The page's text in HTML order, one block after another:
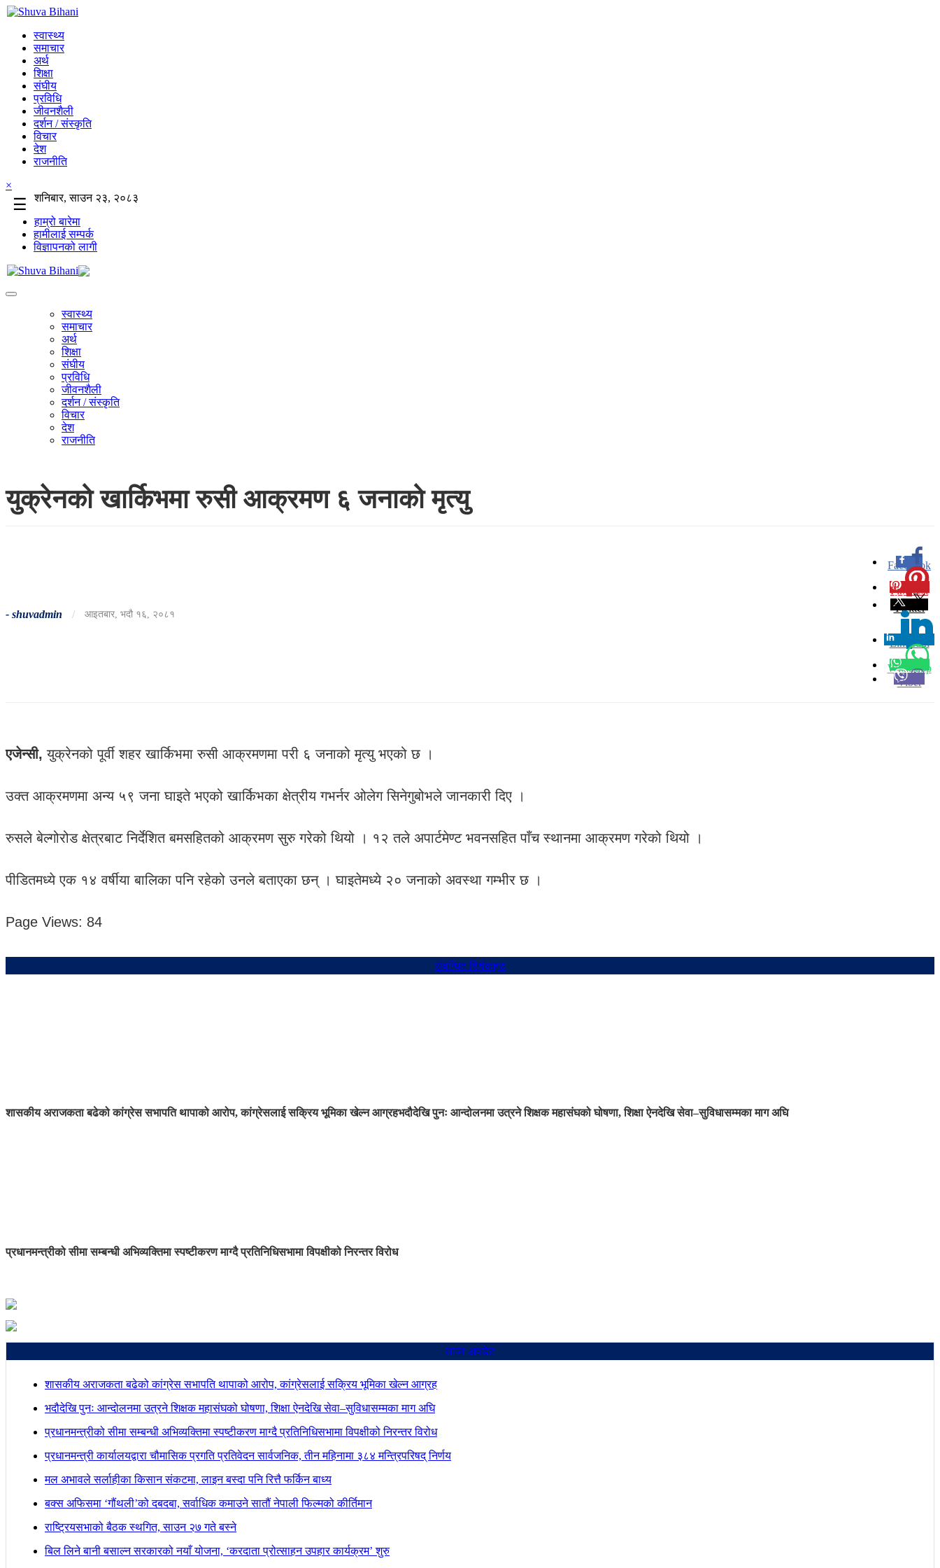
स्वास्थ्य
समाचार
अर्थ
शिक्षा
संघीय
प्रविधि
जीवनशैली
दर्शन / संस्कृति
विचार
देश
राजनीति
×
☰
शनिबार, साउन २३, २०८३
हाम्रो बारेमा
हामीलाई सम्पर्क
विज्ञापनको लागी
स्वास्थ्य
समाचार
अर्थ
शिक्षा
संघीय
प्रविधि
जीवनशैली
दर्शन / संस्कृति
विचार
देश
राजनीति
युक्रेनको खार्किभमा रुसी आक्रमण ६ जनाको मृत्यु
- shuvadmin / आइतबार, भदौ १६, २०८१
Facebook
0
Pinterest
Twitter
Linkedin
0
Whatsapp
Viber
एजेन्सी, युक्रेनको पूर्वी शहर खार्किभमा रुसी आक्रमणमा परी ६ जनाको मृत्यु भएको छ ।
उक्त आक्रमणमा अन्य ५९ जना घाइते भएको खार्किभका क्षेत्रीय गभर्नर ओलेग सिनेगुबोभले जानकारी दिए ।
रुसले बेल्गोरोड क्षेत्रबाट निर्देशित बमसहितको आक्रमण सुरु गरेको थियो । १२ तले अपार्टमेण्ट भवनसहित पाँच स्थानमा आक्रमण गरेको थियो ।
पीडितमध्ये एक १४ वर्षीया बालिका पनि रहेको उनले बताएका छन् । घाइतेमध्ये २० जनाको अवस्था गम्भीर छ ।
Page Views: 84
संबन्धित शिर्षकहरु
शासकीय अराजकता बढेको कांग्रेस सभापति थापाको आरोप, कांग्रेसलाई सक्रिय भूमिका खेल्न आग्रहभदौदेखि पुनः आन्दोलनमा उत्रने शिक्षक महासंघको घोषणा, शिक्षा ऐनदेखि सेवा–सुविधासम्मका माग अघि
प्रधानमन्त्रीको सीमा सम्बन्धी अभिव्यक्तिमा स्पष्टीकरण माग्दै प्रतिनिधिसभामा विपक्षीको निरन्तर विरोध
ताजा अपडेट
शासकीय अराजकता बढेको कांग्रेस सभापति थापाको आरोप, कांग्रेसलाई सक्रिय भूमिका खेल्न आग्रह
भदौदेखि पुनः आन्दोलनमा उत्रने शिक्षक महासंघको घोषणा, शिक्षा ऐनदेखि सेवा–सुविधासम्मका माग अघि
प्रधानमन्त्रीको सीमा सम्बन्धी अभिव्यक्तिमा स्पष्टीकरण माग्दै प्रतिनिधिसभामा विपक्षीको निरन्तर विरोध
प्रधानमन्त्री कार्यालयद्वारा चौमासिक प्रगति प्रतिवेदन सार्वजनिक, तीन महिनामा ३८४ मन्त्रिपरिषद् निर्णय
मल अभावले सर्लाहीका किसान संकटमा, लाइन बस्दा पनि रित्तै फर्किन बाध्य
बक्स अफिसमा ‘गौंथली’को दबदबा, सर्वाधिक कमाउने सातौं नेपाली फिल्मको कीर्तिमान
राष्ट्रियसभाको बैठक स्थगित, साउन २७ गते बस्ने
बिल लिने बानी बसाल्न सरकारको नयाँ योजना, ‘करदाता प्रोत्साहन उपहार कार्यक्रम’ शुरु